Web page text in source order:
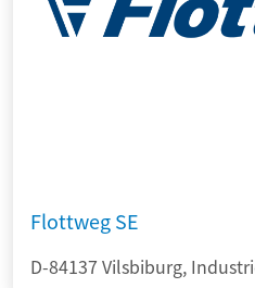
Flottweg SE
D-84137 Vilsbiburg,